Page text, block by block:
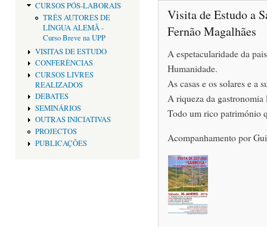
CURSOS PÓS-LABORAIS
TRÊS AUTORES DE
LÍNGUA ALEMÃ -
Curso Breve na UPP
VISITAS DE ESTUDO
CONFERÊNCIAS
CURSOS LIVRES
REALIZADOS
DEBATES
SEMINÁRIOS
OUTRAS INICIATIVAS
PROJECTOS
PUBLICAÇÕES
Visita de Estudo a
Fernão Magalhães
A espetacularidade da
Humanidade.
As casas e os solares e a
A riqueza da gastronomia
Todo um rico património
Acompanhamento por